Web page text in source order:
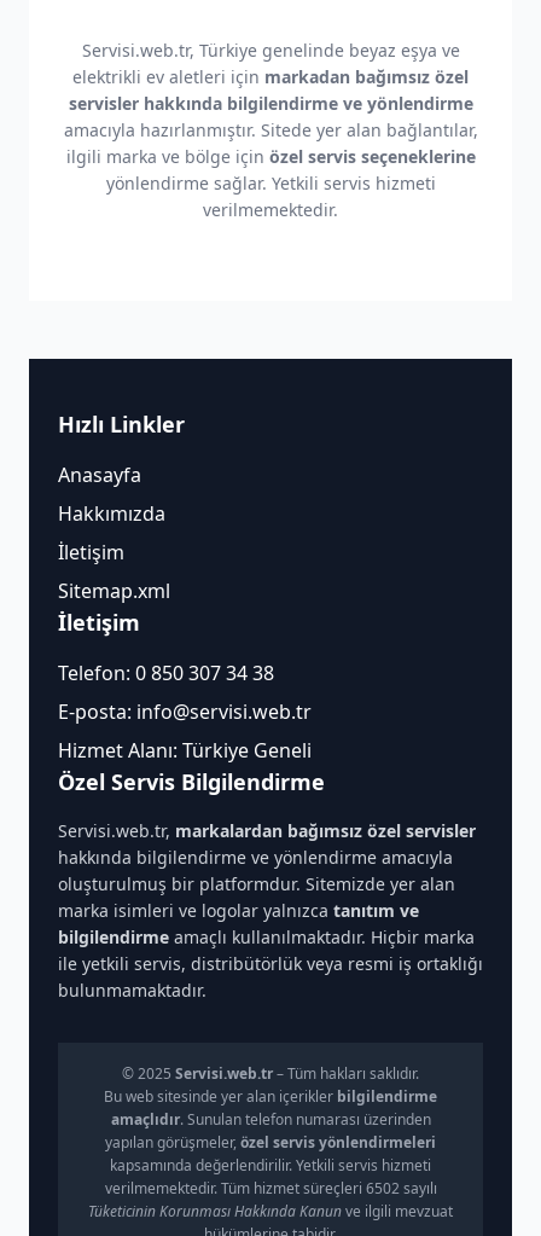
Servisi.web.tr, Türkiye genelinde beyaz eşya ve
elektrikli ev aletleri için markadan bağımsız özel
servisler hakkında bilgilendirme ve yönlendirme
amacıyla hazırlanmıştır. Sitede yer alan bağlantılar,
ilgili marka ve bölge için özel servis seçeneklerine
yönlendirme sağlar. Yetkili servis hizmeti
verilmemektedir.
Hızlı Linkler
Anasayfa
Hakkımızda
İletişim
Sitemap.xml
İletişim
Telefon: 0 850 307 34 38
E-posta: info@servisi.web.tr
Hizmet Alanı: Türkiye Geneli
Özel Servis Bilgilendirme
Servisi.web.tr, markalardan bağımsız özel servisler
hakkında bilgilendirme ve yönlendirme amacıyla
oluşturulmuş bir platformdur. Sitemizde yer alan
marka isimleri ve logolar yalnızca tanıtım ve
bilgilendirme amaçlı kullanılmaktadır. Hiçbir marka
ile yetkili servis, distribütörlük veya resmi iş ortaklığı
bulunmamaktadır.
© 2025 Servisi.web.tr– Tüm hakları saklıdır.
Bu web sitesinde yer alan içerikler bilgilendirme
amaçlıdır. Sunulan telefon numarası üzerinden
yapılan görüşmeler, özel servis yönlendirmeleri
kapsamında değerlendirilir. Yetkili servis hizmeti
verilmemektedir. Tüm hizmet süreçleri 6502 sayılı
Tüketicinin Korunması Hakkında Kanunve ilgili mevzuat